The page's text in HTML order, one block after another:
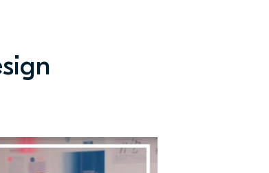
Bachelor